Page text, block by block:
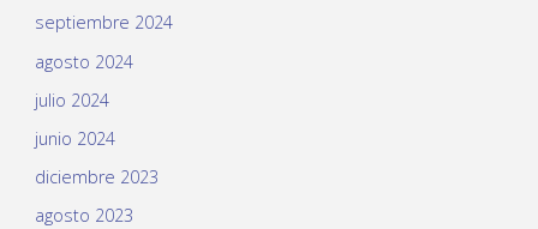
septiembre 2024
agosto 2024
julio 2024
junio 2024
diciembre 2023
agosto 2023